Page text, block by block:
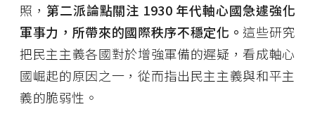
照， 第二派論點關注 1930 年代軸心國急遽強化
軍事力，所帶來的國際秩序不穩定化。 這些研究
把民主主義各國對於增強軍備的遲疑，看成軸心
國崛起的原因之一，從而指出民主主義與和平主
義的脆弱性。